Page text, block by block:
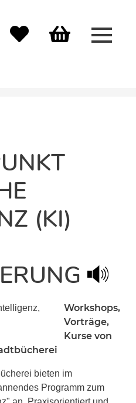
Menü
(KI)
Workshops,
Vorträge,
Kurse von
bieten im
Programm zum